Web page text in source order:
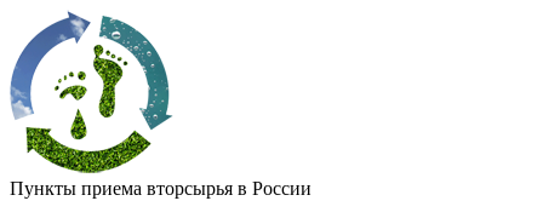
Пункты приема вторсырья в России